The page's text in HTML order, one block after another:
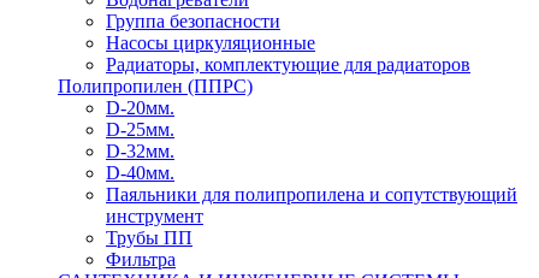
Группа безопасности
Насосы циркуляционные
Радиаторы, комплектующие для радиаторов
Полипропилен (ППРС)
D-20мм.
D-25мм.
D-32мм.
D-40мм.
Паяльники для полипропилена и сопутствующий
инструмент
Трубы ПП
Фильтра